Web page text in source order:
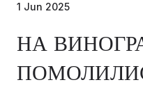
1 Jun 2025
НА